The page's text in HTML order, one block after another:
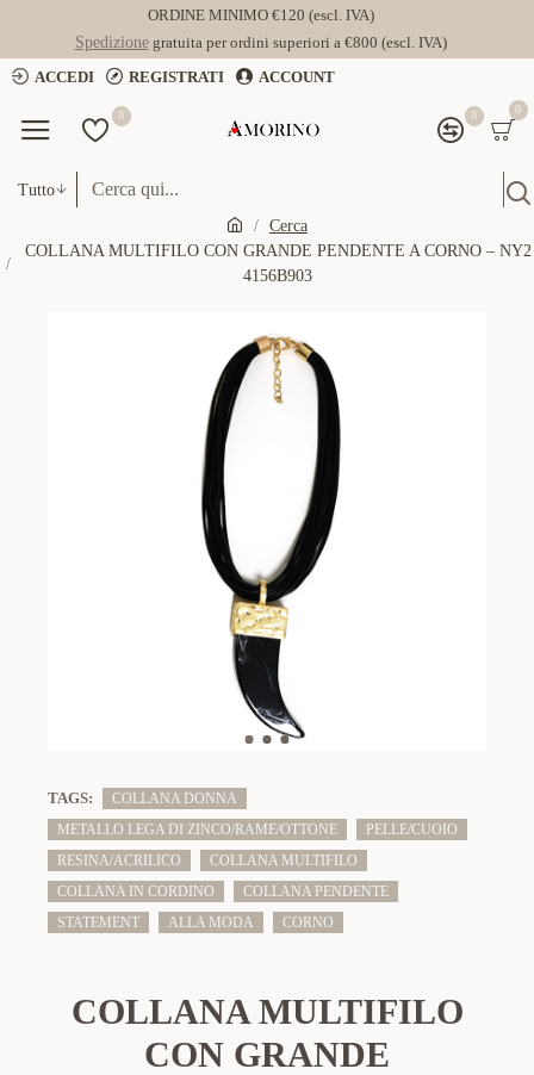
ORDINE MINIMO €120 (escl. IVA)
Spedizionegratuita per ordini superiori a €800 (escl. IVA)
ACCEDI
REGISTRATI ACCOUNT
0 0 0
Tutto
Cerca
COLLANA MULTIFILO CON GRANDE PENDENTE A CORNO – NY2
4156B903
TAGS:
COLLANA DONNA
METALLO LEGA DI ZINCO/RAME/OTTONE
PELLE/CUOIO
RESINA/ACRILICO
COLLANA MULTIFILO
COLLANA IN CORDINO
COLLANA PENDENTE
STATEMENT
ALLA MODA CORNO
COLLANA MULTIFILO
CON GRANDE